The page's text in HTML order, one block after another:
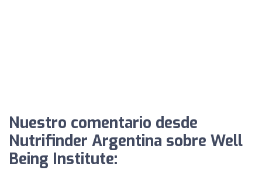
Nuestro comentario desde
Nutrifinder Argentina sobre Well
Being Institute: